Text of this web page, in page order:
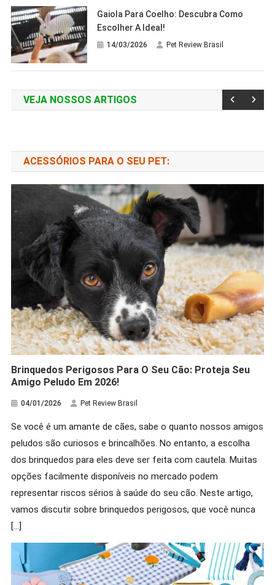
Gaiola Para Coelho: Descubra Como
Escolher A Ideal!
14/03/2026 Pet Review Brasil
VEJA NOSSOS ARTIGOS
Cuidados Necessários Com O
Hamster Chinês: Você Sabe Todos?
20/03/2026 Pet Review Brasil
ACESSÓRIOS PARA O SEU PET:
Brinquedos Perigosos Para O Seu Cão: Proteja Seu
Amigo Peludo Em 2026!
04/01/2026 Pet Review Brasil
Se você é um amante de cães, sabe o quanto nossos amigos
peludos são curiosos e brincalhões. No entanto, a escolha
dos brinquedos para eles deve ser feita com cautela. Muitas
opções facilmente disponíveis no mercado podem
representar riscos sérios à saúde do seu cão. Neste artigo,
vamos discutir sobre brinquedos perigosos, que você nunca
[…]